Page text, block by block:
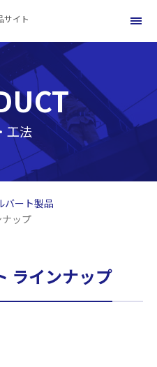
サイト
工法
バート製品
ップ
ラインナップ